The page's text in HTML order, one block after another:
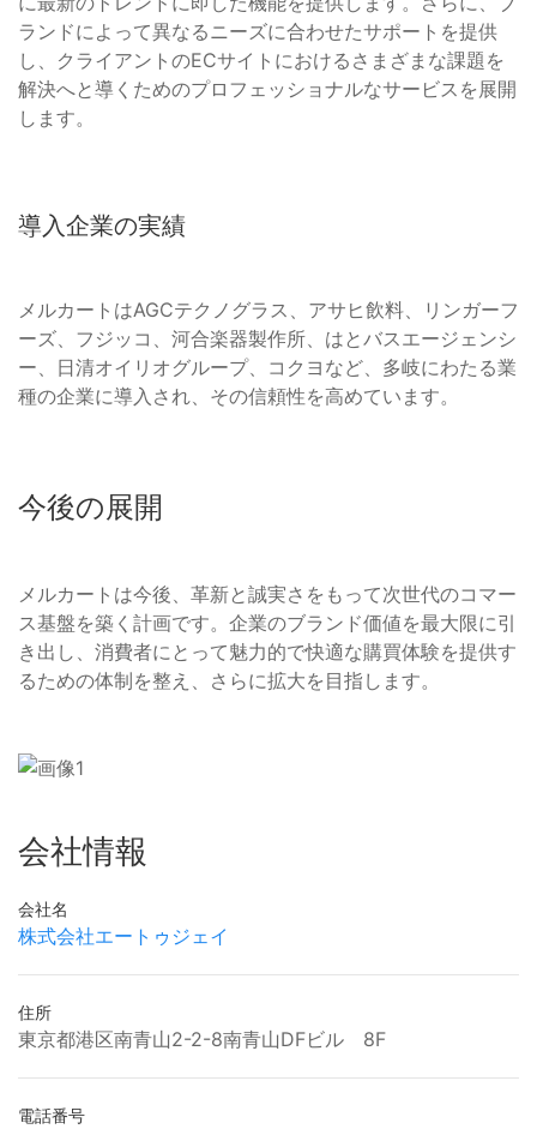
ランドによって異なるニーズに合わせたサポートを提供
し、クライアントのECサイトにおけるさまざまな課題を
解決へと導くためのプロフェッショナルなサービスを展開
します。
導入企業の実績
メルカートはAGCテクノグラス、アサヒ飲料、リンガーフ
ーズ、フジッコ、河合楽器製作所、はとバスエージェンシ
ー、日清オイリオグループ、コクヨなど、多岐にわたる業
種の企業に導入され、その信頼性を高めています。
今後の展開
メルカートは今後、革新と誠実さをもって次世代のコマー
ス基盤を築く計画です。企業のブランド価値を最大限に引
き出し、消費者にとって魅力的で快適な購買体験を提供す
るための体制を整え、さらに拡大を目指します。
会社情報
会社名
株式会社エートゥジェイ
住所
東京都港区南青山2-2-8南青山DFビル 8F
電話番号